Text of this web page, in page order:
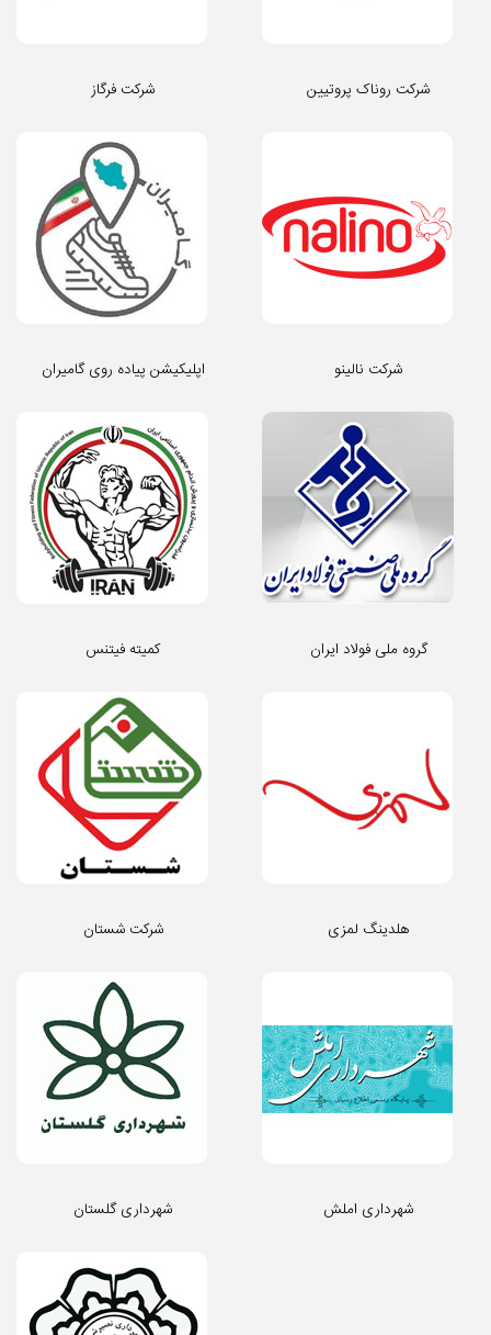
شرکت فرگاز شرکت روناک پروتیین
اپلیکیشن پیاده روی گامیران شرکت نالینو
کمیته فیتنس گروه ملی فولاد ایران
شرکت شستان هلدینگ لمزی
شهرداری گلستان شهرداری املش